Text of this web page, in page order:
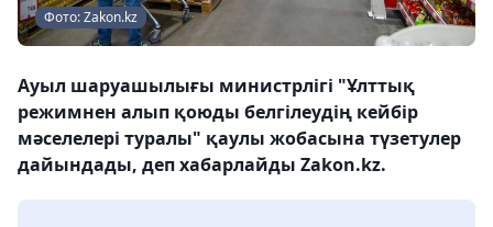
Фото: Zakon.kz
Ауыл шаруашылығы министрлігі "Ұлттық
режимнен алып қоюды белгілеудің кейбір
мәселелері туралы" қаулы жобасына түзетулер
дайындады, деп хабарлайды Zakon.kz.